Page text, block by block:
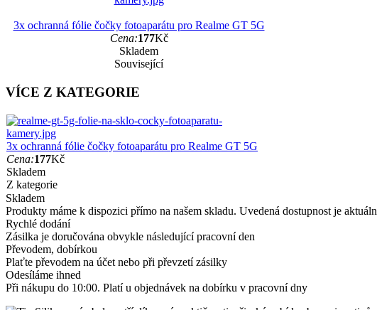
3x ochranná fólie čočky fotoaparátu pro Realme GT 5G
Cena:177Kč
Skladem
Související
VÍCE Z KATEGORIE
3x ochranná fólie čočky fotoaparátu pro Realme GT 5G
Cena:177Kč
Skladem
Z kategorie
Skladem
Produkty máme k dispozici přímo na našem skladu. Uvedená dostupnost je
Rychlé dodání
Zásilka je doručována obvykle následující pracovní den
Převodem, dobírkou
Plaťte převodem na účet nebo při převzetí zásilky
Odesíláme ihned
Při nákupu do 10:00. Platí u objednávek na dobírku v pracovní dny